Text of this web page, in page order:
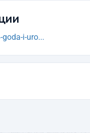
i-uro...